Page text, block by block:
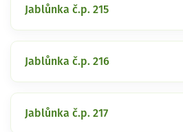
Jablůnka č.p. 215
Jablůnka č.p. 216
Jablůnka č.p. 217